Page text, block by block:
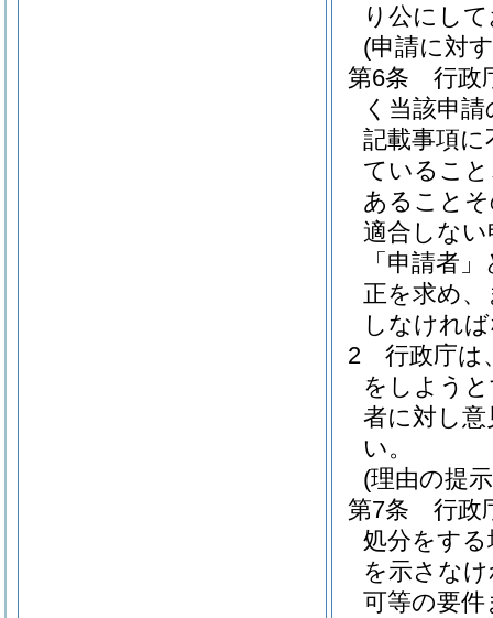
り公にし
(申請に対
第6条
行政
く当該申
記載事項
ているこ
あること
適合しな
「申請者
正を求め
しなけれ
2
行政庁は
をしよう
者に対し
い。
(理由の提
第7条
行政
処分をす
を示さな
可等の要